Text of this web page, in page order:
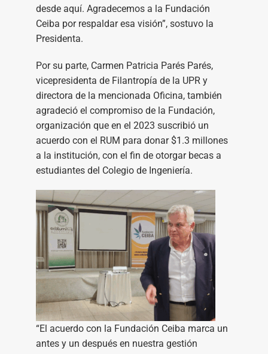
desde aquí. Agradecemos a la Fundación
Ceiba por respaldar esa visión”, sostuvo la
Presidenta.
Por su parte, Carmen Patricia Parés Parés,
vicepresidenta de Filantropía de la UPR y
directora de la mencionada Oficina, también
agradeció el compromiso de la Fundación,
organización que en el 2023 suscribió un
acuerdo con el RUM para donar $1.3 millones
a la institución, con el fin de otorgar becas a
estudiantes del Colegio de Ingeniería.
“El acuerdo con la Fundación Ceiba marca un
antes y un después en nuestra gestión